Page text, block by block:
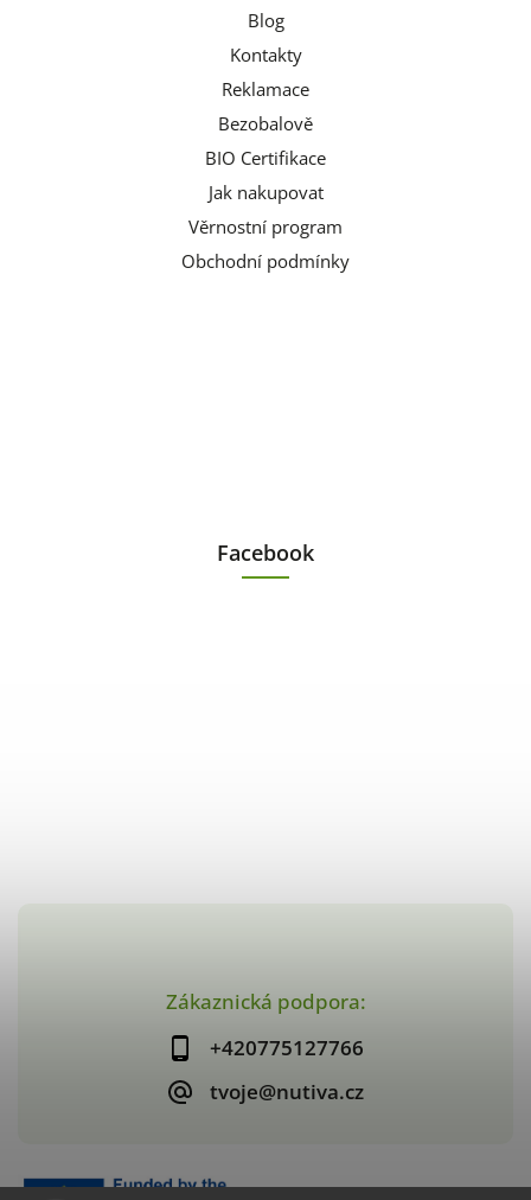
Zákaznická podpora:
+420775127766
tvoje@nutiva.cz
Blog
Kontakty
Reklamace
Bezobalově
BIO Certifikace
Jak nakupovat
Věrnostní program
Obchodní podmínky
Facebook